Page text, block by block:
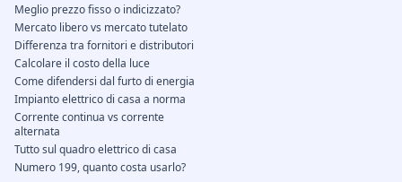
Meglio prezzo fisso o indicizzato?
Mercato libero vs mercato tutelato
Differenza tra fornitori e distributori
Calcolare il costo della luce
Come difendersi dal furto di energia
Impianto elettrico di casa a norma
Corrente continua vs corrente
alternata
Tutto sul quadro elettrico di casa
Numero 199, quanto costa usarlo?